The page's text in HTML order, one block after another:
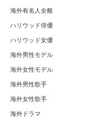
海外有名人全般
ハリウッド俳優
ハリウッド女優
海外男性モデル
海外女性モデル
海外男性歌手
海外女性歌手
海外ドラマ